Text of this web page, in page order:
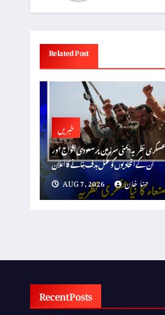
Related Post
خبریں
عسکری نظریہ: یمنی سرزمین پر سعودی افواج اور
ان کے اتحادیوں کو مکمل ہدف بنانے کا اعلان
AUG 7, 2026
حنا خان
Recent Posts